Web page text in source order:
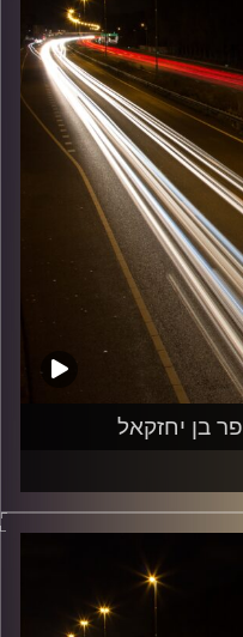
בן יחזקאל
ארוך ותחזיר אותנו